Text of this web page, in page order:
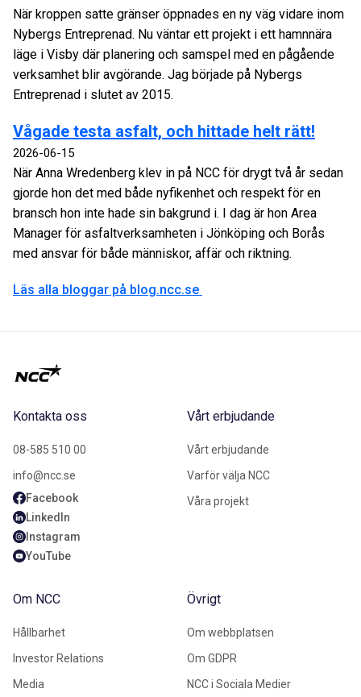
När kroppen satte gränser öppnades en ny väg vidare inom
Nybergs Entreprenad. Nu väntar ett projekt i ett hamnnära
läge i Visby där planering och samspel med en pågående
verksamhet blir avgörande. Jag började på Nybergs
Entreprenad i slutet av 2015.
Vågade testa asfalt, och hittade helt rätt!
2026-06-15
När Anna Wredenberg klev in på NCC för drygt två år sedan
gjorde hon det med både nyfikenhet och respekt för en
bransch hon inte hade sin bakgrund i. I dag är hon Area
Manager för asfaltverksamheten i Jönköping och Borås
med ansvar för både människor, affär och riktning.
Läs alla bloggar på blog.ncc.se
Kontakta oss
08-585 510 00
info@ncc.se
Facebook
LinkedIn
Instagram
YouTube
Vårt erbjudande
Vårt erbjudande
Varför välja NCC
Våra projekt
Om NCC
Hållbarhet
Investor Relations
Media
Övrigt
Om webbplatsen
Om GDPR
NCC i Sociala Medier